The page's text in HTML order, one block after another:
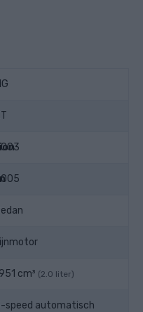
cm³ (2.0 liter)
speed automatisch